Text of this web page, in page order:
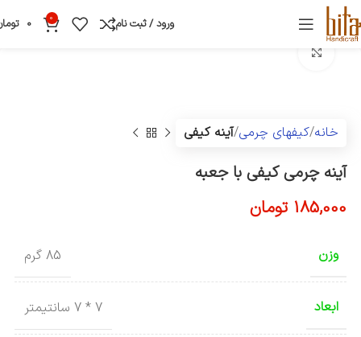
ورود / ثبت نام 0
0
خانه کیفهای چرمی آینه کیفی
آینه چرمی کیفی با جعبه
185,000 تومان
وزن 85 گرم
ابعاد 7 * 7 سانتیمتر